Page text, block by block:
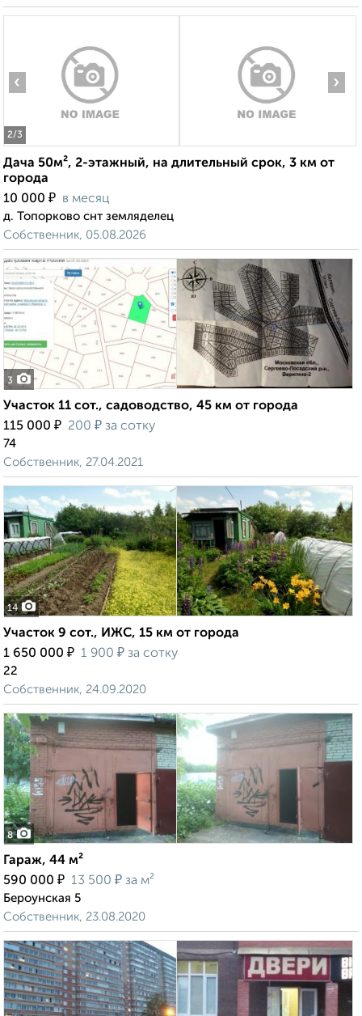
2/3
‹ ›
Дача 50м², 2-этажный, на длительный срок, 3 км от
города
10 000 ₽ в месяц
д. Топорково снт земляделец
Собственник, 05.08.2026
3
Участок 11 сот., садоводство, 45 км от города
115 000 ₽ 200 ₽ за сотку
74
Собственник, 27.04.2021
14
Участок 9 сот., ИЖС, 15 км от города
1 650 000 ₽ 1 900 ₽ за сотку
22
Собственник, 24.09.2020
8
Гараж, 44 м²
590 000 ₽ 13 500 ₽ за м²
Бероунская 5
Собственник, 23.08.2020